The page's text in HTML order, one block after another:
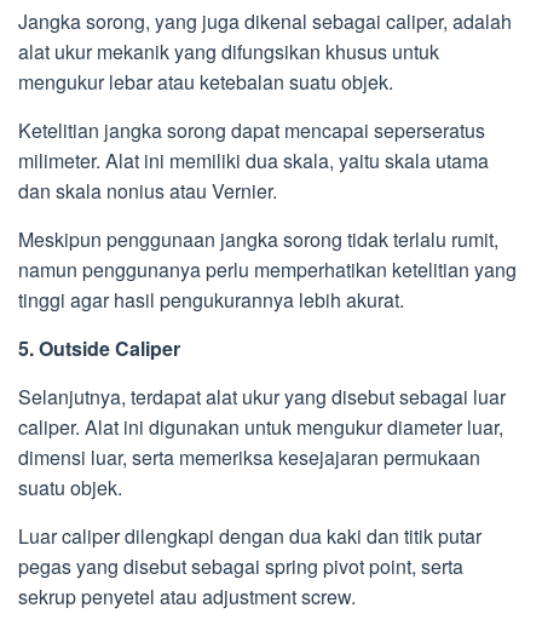
Jangka sorong, yang juga dikenal sebagai caliper, adalah
alat ukur mekanik yang difungsikan khusus untuk
mengukur lebar atau ketebalan suatu objek.
Ketelitian jangka sorong dapat mencapai seperseratus
milimeter. Alat ini memiliki dua skala, yaitu skala utama
dan skala nonius atau Vernier.
Meskipun penggunaan jangka sorong tidak terlalu rumit,
namun penggunanya perlu memperhatikan ketelitian yang
tinggi agar hasil pengukurannya lebih akurat.
5. Outside Caliper
Selanjutnya, terdapat alat ukur yang disebut sebagai luar
caliper. Alat ini digunakan untuk mengukur diameter luar,
dimensi luar, serta memeriksa kesejajaran permukaan
suatu objek.
Luar caliper dilengkapi dengan dua kaki dan titik putar
pegas yang disebut sebagai spring pivot point, serta
sekrup penyetel atau adjustment screw.